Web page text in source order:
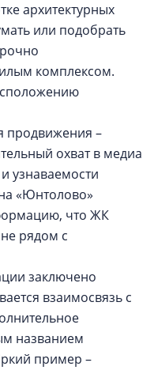
архитектурных
или подобрать
комплексом.
продвижения –
охват в медиа
узнаваемости
«Юнтолово»
что ЖК
рядом с
заключено
взаимосвязь с
названием
пример –